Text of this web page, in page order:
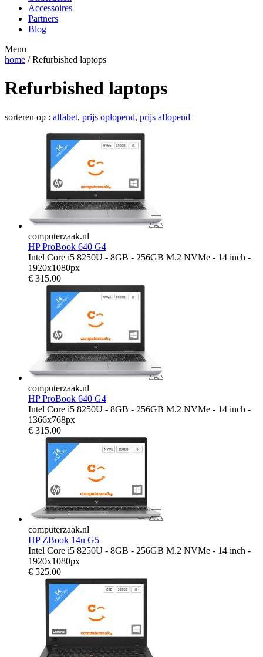
Accessoires
Partners
Blog
Menu
home / Refurbished laptops
Refurbished laptops
sorteren op : alfabet, prijs oplopend, prijs aflopend
computerzaak.nl
HP ProBook 640 G4
Intel Core i5 8250U - 8GB - 256GB M.2 NVMe - 14 inch -
1920x1080px
€ 315.00
computerzaak.nl
HP ProBook 640 G4
Intel Core i5 8250U - 8GB - 256GB M.2 NVMe - 14 inch -
1366x768px
€ 315.00
computerzaak.nl
HP ZBook 14u G5
Intel Core i5 8250U - 8GB - 256GB M.2 NVMe - 14 inch -
1920x1080px
€ 525.00